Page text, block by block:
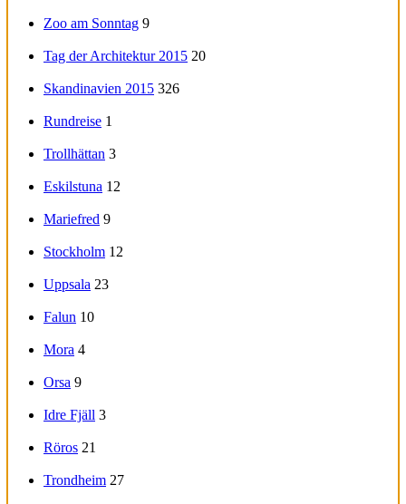
Zoo am Sonntag 9
Tag der Architektur 2015 20
Skandinavien 2015 326
Rundreise 1
Trollhättan 3
Eskilstuna 12
Mariefred 9
Stockholm 12
Uppsala 23
Falun 10
Mora 4
Orsa 9
Idre Fjäll 3
Röros 21
Trondheim 27